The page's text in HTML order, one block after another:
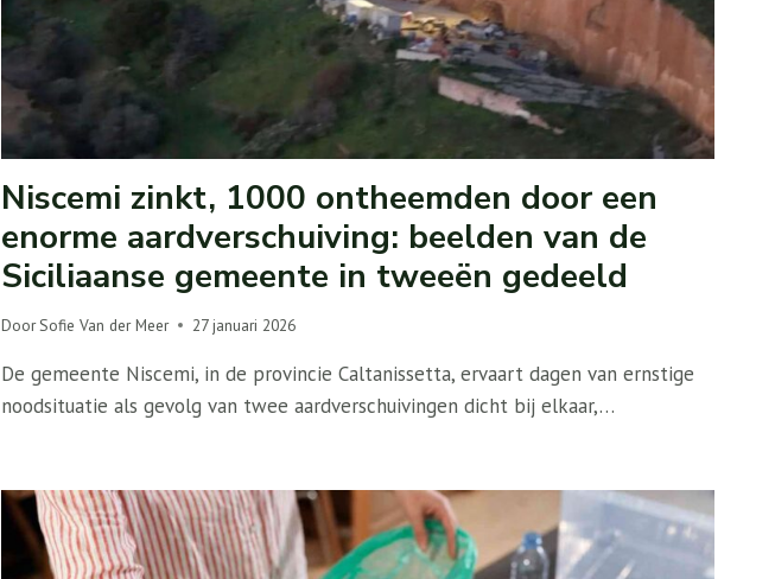
Niscemi zinkt, 1000 ontheemden door een
enorme aardverschuiving: beelden van de
Siciliaanse gemeente in tweeën gedeeld
Door Sofie Van der Meer 27 januari 2026
De gemeente Niscemi, in de provincie Caltanissetta, ervaart dagen van ernstige
noodsituatie als gevolg van twee aardverschuivingen dicht bij elkaar,…